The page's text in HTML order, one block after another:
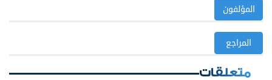
المؤلفون
المراجع
متعلقات